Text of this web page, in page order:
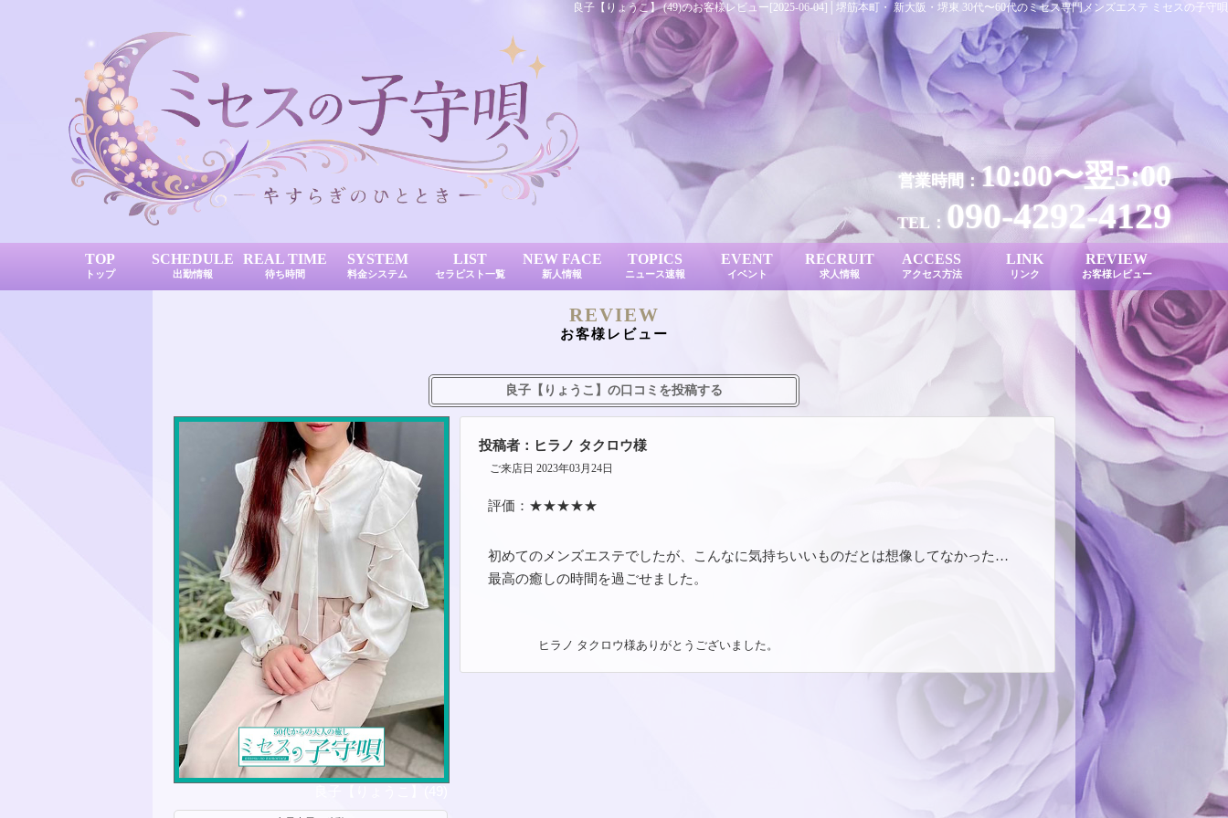
良子【りょうこ】 (49)のお客様レビュー[2025-06-04]│堺筋本町・ 新大阪・堺東 30代〜60代のミセス専門メンズエステ ミセスの子守唄
営業時間： 10:00〜翌5:00
TEL： 090-4292-4129
TOP
トップ
SCHEDULE
出勤情報
REAL TIME
待ち時間
SYSTEM
料金システム
LIST
セラピスト一覧
NEW FACE
新人情報
TOPICS
ニュース速報
EVENT
イベント
RECRUIT
求人情報
ACCESS
アクセス方法
LINK
リンク
REVIEW
お客様レビュー
REVIEW
お客様レビュー
良子【りょうこ】の口コミを投稿する
投稿者：ヒラノ タクロウ様
ご来店日 2023年03月24日
評価：★★★★★
初めてのメンズエステでしたが、こんなに気持ちいいものだとは想像してなかった…
最高の癒しの時間を過ごせました。
ヒラノ タクロウ様ありがとうございました。